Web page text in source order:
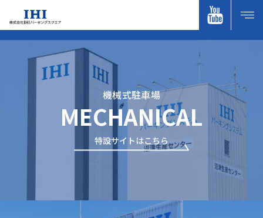
機械式駐車場
MECHANICAL
特設サイトはこちら